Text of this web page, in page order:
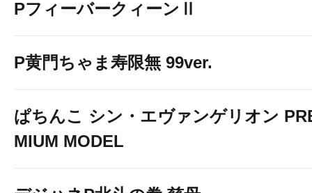
PフィーバークィーンⅡ
P黄門ちゃま寿限無 99ver.
ぱちんこ シン・エヴァンゲリオン
MIUM MODEL